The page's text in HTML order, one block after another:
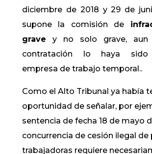
diciembre de 2018 y 29 de
supone la comisión de
grave y no solo grave, aun
contratación lo haya sido
empresa de trabajo temporal..
Como el Alto Tribunal ya había
oportunidad de señalar, por
sentencia de fecha 18 de mayo
concurrencia de cesión ilegal de
trabajadoras requiere